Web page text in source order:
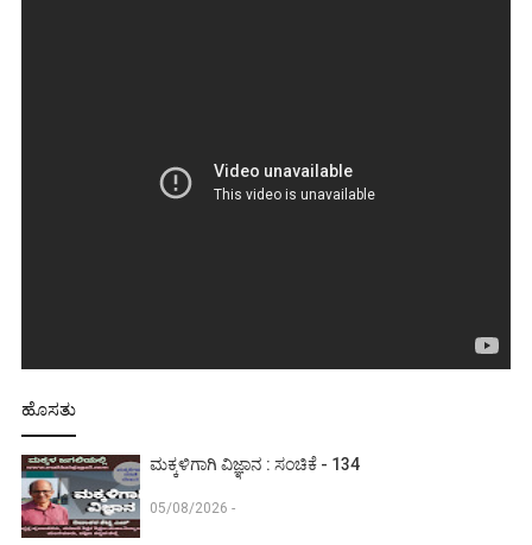
ಹೊಸತು
ಮಕ್ಕಳಿಗಾಗಿ ವಿಜ್ಞಾನ : ಸಂಚಿಕೆ - 134
05/08/2026 -